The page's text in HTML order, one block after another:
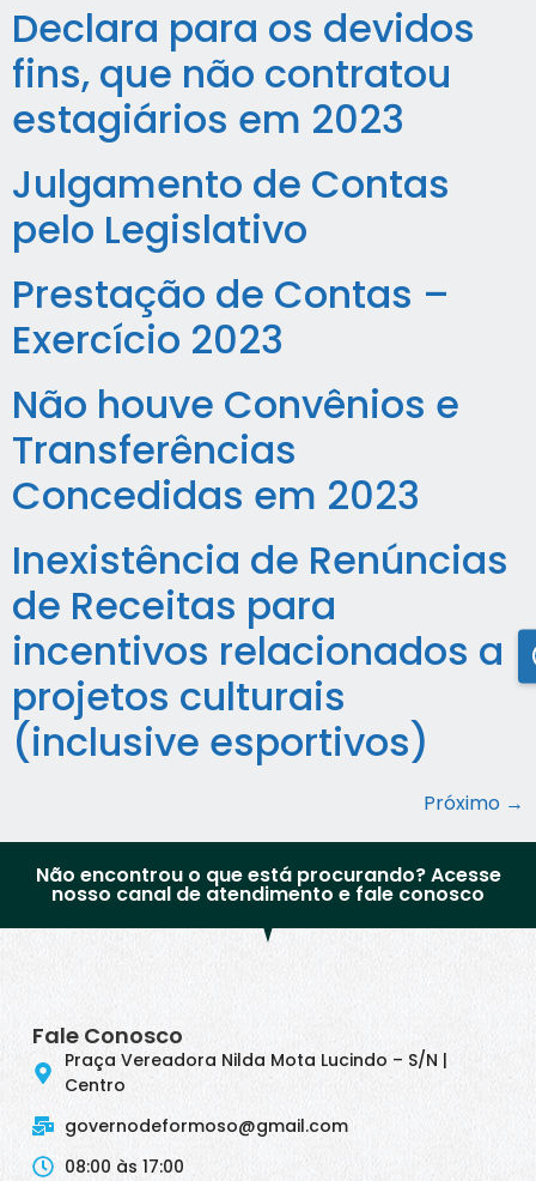
Declara para os devidos
fins, que não contratou
estagiários em 2023
Julgamento de Contas
pelo Legislativo
Prestação de Contas –
Exercício 2023
Não houve Convênios e
Transferências
Concedidas em 2023
Inexistência de Renúncias
de Receitas para
incentivos relacionados a
projetos culturais
(inclusive esportivos)
Próximo →
Não encontrou o que está procurando? Acesse
nosso canal de atendimento e fale conosco
Fale Conosco
Praça Vereadora Nilda Mota Lucindo – S/N |
Centro
governodeformoso@gmail.com
08:00 às 17:00